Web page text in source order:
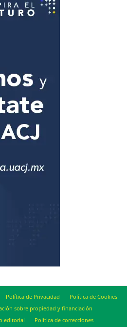
Política de Privacidad
Política de Cookies
sobre propiedad y financiación
editorial
Política de correcciones